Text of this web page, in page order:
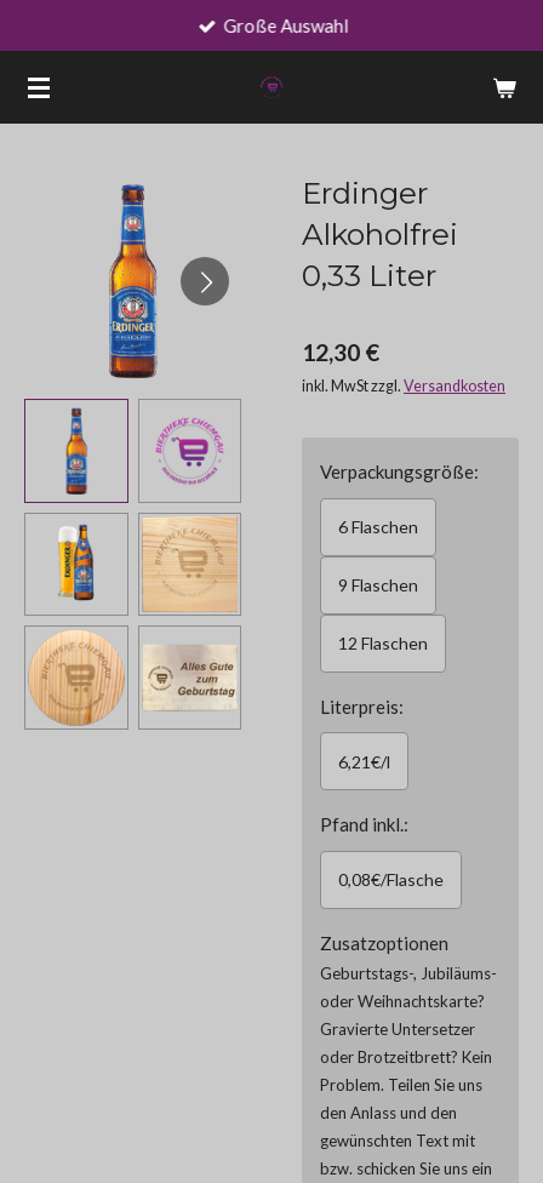
springen
Große Auswahl
Erdinger
Alkoholfrei
0,33 Liter
12,30 €
inkl. MwSt zzgl. Versandkosten
Verpackungsgröße:
6 Flaschen
9 Flaschen
12 Flaschen
Literpreis:
6,21€/l
Pfand inkl.:
0,08€/Flasche
Zusatzoptionen
Geburtstags-, Jubiläums-
oder Weihnachtskarte?
Gravierte Untersetzer
oder Brotzeitbrett? Kein
Problem. Teilen Sie uns
den Anlass und den
gewünschten Text mit
bzw. schicken Sie uns ein